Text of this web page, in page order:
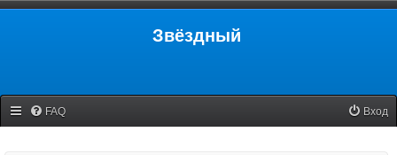
Звёздный
FAQ Вход